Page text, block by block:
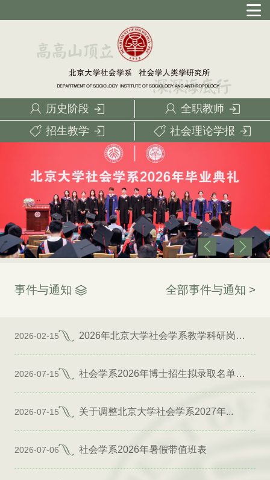
历史阶段
全职教师
招生教学
社会理论学报
事件与通知 全部事件与通知 >
2026-02-15 2026年北京大学社会学系教学科研岗位招聘启事
2026-07-15 社会学系2026年博士招生拟录取名单公示（专项）
2026-07-15 关于调整北京大学社会学系2027年...
2026-07-06 社会学系2026年暑假带值班表